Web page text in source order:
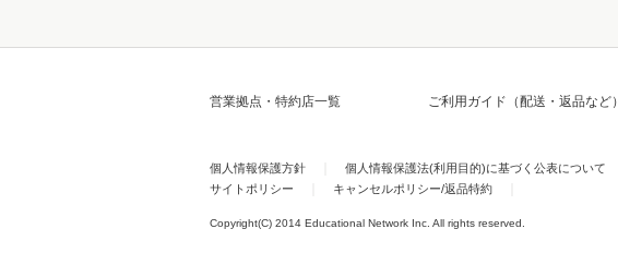
営業拠点・特約店一覧 ご利用ガイド（配送・返品など）
個人情報保護方針 個人情報保護法(利用目的)に基づく公表について
サイトポリシー
キャンセルポリシー/返品特約
Copyright(C) 2014 Educational Network Inc. All rights reserved.